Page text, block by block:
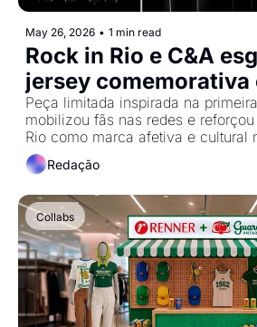
May 26, 2026 • 1 min read
Rock in Rio e C&A
jersey comemorativa
após lançamento
Peça limitada inspirada na
mobilizou fãs nas redes e
Redação
Collabs